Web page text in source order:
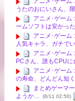
うたのおにいさん、
アニメ･ゲーム
ームソフトは安かっ
アニメ･ゲーム
人気キャラ、ガチで
アニメ･ゲーム
PCさん、誰もCPUに
アニメ･ゲーム
の寿命、どんどん短
まとめゲーマ
ようか…
(8/11 02:50)